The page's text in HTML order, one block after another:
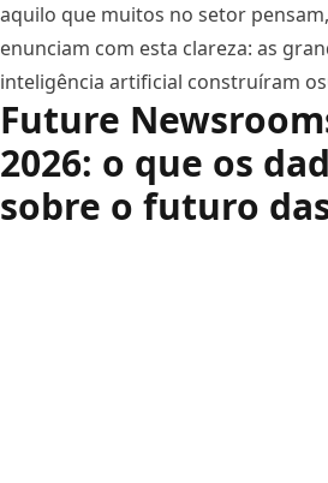
aquilo que muitos no setor
enunciam com esta clareza: as
inteligência artificial construíram os
Future
2026: o que os
sobre o futuro